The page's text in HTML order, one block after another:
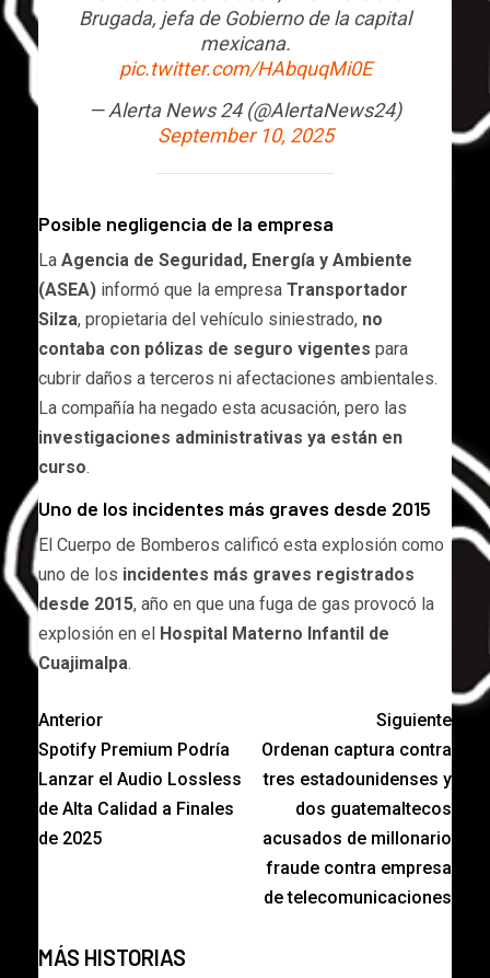
Brugada, jefa de Gobierno de la capital
mexicana.
pic.twitter.com/HAbquqMi0E
— Alerta News 24 (@AlertaNews24)
September 10, 2025
Posible negligencia de la empresa
La Agencia de Seguridad, Energía y Ambiente
(ASEA) informó que la empresa Transportador
Silza, propietaria del vehículo siniestrado, no
contaba con pólizas de seguro vigentes para
cubrir daños a terceros ni afectaciones ambientales.
La compañía ha negado esta acusación, pero las
investigaciones administrativas ya están en
curso.
Uno de los incidentes más graves desde 2015
El Cuerpo de Bomberos calificó esta explosión como
uno de los incidentes más graves registrados
desde 2015, año en que una fuga de gas provocó la
explosión en el
Hospital Materno Infantil de
Cuajimalpa.
Anterior
Spotify Premium Podría
Lanzar el Audio Lossless
de Alta Calidad a Finales
de 2025
Siguiente
Ordenan captura contra
tres estadounidenses y
dos guatemaltecos
acusados de millonario
fraude contra empresa
de telecomunicaciones
MÁS HISTORIAS